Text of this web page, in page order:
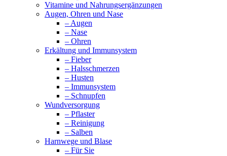
Vitamine und Nahrungsergänzungen
Augen, Ohren und Nase
– Augen
– Nase
– Ohren
Erkältung und Immunsystem
– Fieber
– Halsschmerzen
– Husten
– Immunsystem
– Schnupfen
Wundversorgung
– Pflaster
– Reinigung
– Salben
Harnwege und Blase
– Für Sie